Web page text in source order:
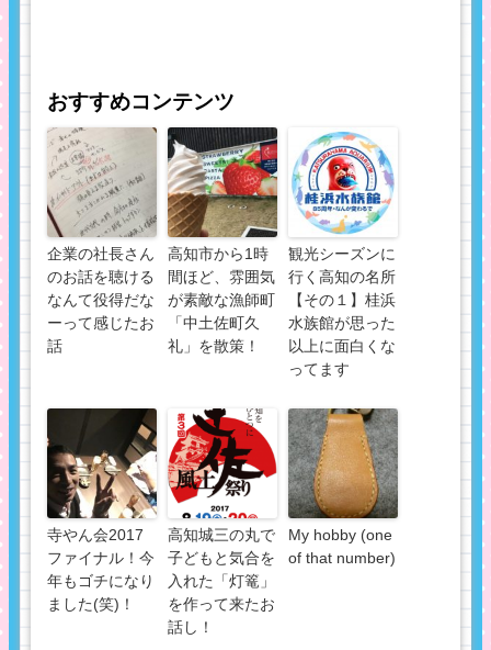
おすすめコンテンツ
企業の社長さん
のお話を聴ける
なんて役得だな
ーって感じたお
話
高知市から1時
間ほど、雰囲気
が素敵な漁師町
「中土佐町久
礼」を散策！
観光シーズンに
行く高知の名所
【その１】桂浜
水族館が思った
以上に面白くな
ってます
寺やん会2017
ファイナル！今
年もゴチになり
ました(笑)！
高知城三の丸で
子どもと気合を
入れた「灯篭」
を作って来たお
話し！
My hobby (one
of that number)